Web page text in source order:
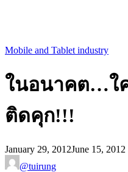
Mobile and Tablet industry
ในอนาคต…ใค
ติดคุก!!!
January 29, 2012June 15, 2012
@tuirung